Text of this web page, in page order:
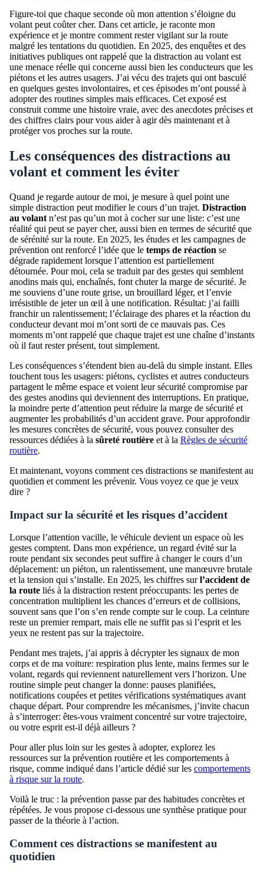
Figure-toi que chaque seconde où mon attention s’éloigne du
volant peut coûter cher. Dans cet article, je raconte mon
expérience et je montre comment rester vigilant sur la route
malgré les tentations du quotidien. En 2025, des enquêtes et des
initiatives publiques ont rappelé que la distraction au volant est
une menace réelle qui concerne aussi bien les conducteurs que les
piétons et les autres usagers. J’ai vécu des trajets qui ont basculé
en quelques gestes involontaires, et ces épisodes m’ont poussé à
adopter des routines simples mais efficaces. Cet exposé est
construit comme une histoire vraie, avec des anecdotes précises et
des chiffres clairs pour vous aider à agir dès maintenant et à
protéger vos proches sur la route.
Les conséquences des distractions au
volant et comment les éviter
Quand je regarde autour de moi, je mesure à quel point une
simple distraction peut modifier le cours d’un trajet. Distraction
au volant n’est pas qu’un mot à cocher sur une liste: c’est une
réalité qui peut se payer cher, aussi bien en termes de sécurité que
de sérénité sur la route. En 2025, les études et les campagnes de
prévention ont renforcé l’idée que le temps de réaction se
dégrade rapidement lorsque l’attention est partiellement
détournée. Pour moi, cela se traduit par des gestes qui semblent
anodins mais qui, enchaînés, font chuter la marge de sécurité. Je
me souviens d’une route grise, un brouillard léger, et l’envie
irrésistible de jeter un œil à une notification. Résultat: j’ai failli
franchir un ralentissement; l’éclairage des phares et la réaction du
conducteur devant moi m’ont sorti de ce mauvais pas. Ces
moments m’ont rappelé que chaque trajet est une chaîne d’instants
où il faut rester présent, tout simplement.
Les conséquences s’étendent bien au-delà du simple instant. Elles
touchent tous les usagers: piétons, cyclistes et autres conducteurs
partagent le même espace et voient leur sécurité compromise par
des gestes anodins qui deviennent des interruptions. En pratique,
la moindre perte d’attention peut réduire la marge de sécurité et
augmenter les probabilités d’un accident grave. Pour approfondir
les mesures concrètes de sécurité, vous pouvez consulter des
ressources dédiées à la sûreté routière et à la Règles de sécurité
routière.
Et maintenant, voyons comment ces distractions se manifestent au
quotidien et comment les prévenir. Vous voyez ce que je veux
dire ?
Impact sur la sécurité et les risques d’accident
Lorsque l’attention vacille, le véhicule devient un espace où les
gestes comptent. Dans mon expérience, un regard évité sur la
route pendant six secondes peut suffire à changer le cours d’un
déplacement: un piéton, un ralentissement, une manœuvre brutale
et la tension qui s’installe. En 2025, les chiffres surl’accident de
la route liés à la distraction restent préoccupants: les pertes de
concentration multiplient les chances d’erreurs et de collisions,
souvent sans que l’on s’en rende compte sur le coup. La ceinture
reste un premier rempart, mais elle ne suffit pas si l’esprit et les
yeux ne restent pas sur la trajectoire.
Pendant mes trajets, j’ai appris à décrypter les signaux de mon
corps et de ma voiture: respiration plus lente, mains fermes sur le
volant, regards qui reviennent naturellement vers l’horizon. Une
routine simple peut changer la donne: pauses planifiées,
notifications coupées et petites vérifications systématiques avant
chaque départ. Pour comprendre les mécanismes, j’invite chacun
à s’interroger: êtes-vous vraiment concentré sur votre trajectoire,
ou votre esprit est-il déjà ailleurs ?
Pour aller plus loin sur les gestes à adopter, explorez les
ressources sur la prévention routière et les comportements à
risque, comme indiqué dans l’article dédié sur les comportements
à risque sur la route.
Voilà le truc : la prévention passe par des habitudes concrètes et
répétées. Je vous propose ci-dessous une synthèse pratique pour
passer de la théorie à l’action.
Comment ces distractions se manifestent au
quotidien